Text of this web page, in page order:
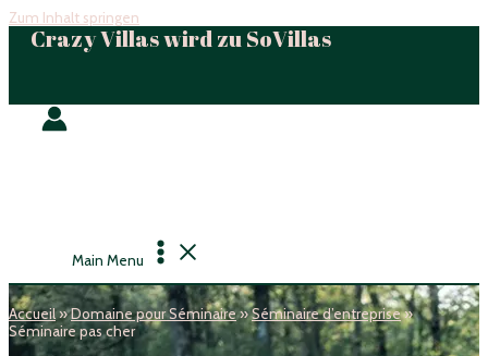
Zum Inhalt springen
Crazy Villas wird zu SoVillas
Main Menu
Accueil»Domaine pour Séminaire»Séminaire d’entreprise»
Séminaire pas cher